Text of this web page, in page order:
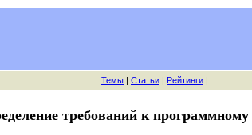
Темы | Статьи | Рейтинги |
требований к программному